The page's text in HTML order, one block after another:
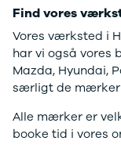
Privatleasing
Dacia
Sandero
Modeller
Anmeldelser
Privatleasing
Tilbud
Find vores
Vores værksted i
har vi også vores
Mazda, Hyundai,
særligt de mærker
Alle mærker er
booke tid i vores